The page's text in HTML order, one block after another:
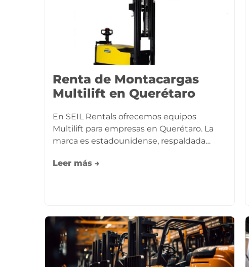
Renta de Montacargas
Multilift en Querétaro
En SEIL Rentals ofrecemos equipos
Multilift para empresas en Querétaro. La
marca es estadounidense, respaldada…
Leer más →